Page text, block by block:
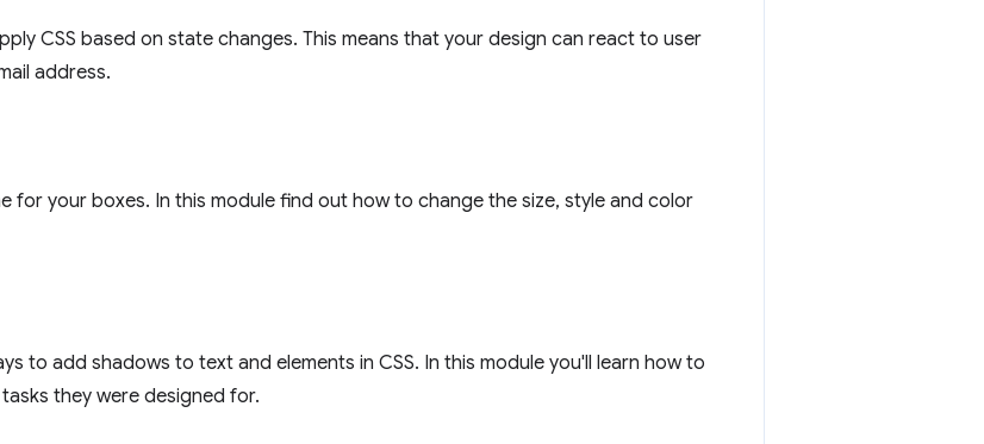
CSS based on state changes. This means that your design can react to user
address.
for your boxes. In this module find out how to change the size, style and color
to add shadows to text and elements in CSS. In this module you'll learn how to
they were designed for.